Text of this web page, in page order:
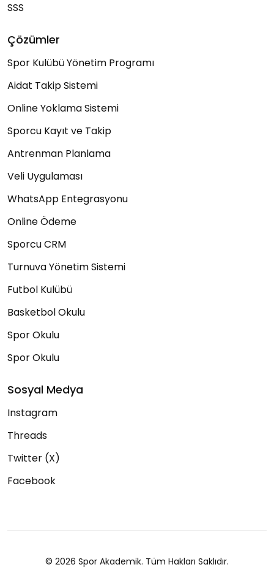
SSS
Çözümler
Spor Kulübü Yönetim Programı
Aidat Takip Sistemi
Online Yoklama Sistemi
Sporcu Kayıt ve Takip
Antrenman Planlama
Veli Uygulaması
WhatsApp Entegrasyonu
Online Ödeme
Sporcu CRM
Turnuva Yönetim Sistemi
Futbol Kulübü
Basketbol Okulu
Spor Okulu
Spor Okulu
Sosyal Medya
Instagram
Threads
Twitter (X)
Facebook
© 2026 Spor Akademik. Tüm Hakları Saklıdır.